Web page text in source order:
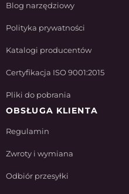
Blog narzędziowy
Polityka prywatności
Katalogi producentów
Certyfikacja ISO 9001:2015
Pliki do pobrania
OBSŁUGA KLIENTA
Regulamin
Zwroty i wymiana
Odbiór przesyłki